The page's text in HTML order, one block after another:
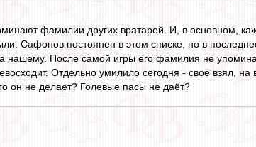
фамилии других вратарей. И, в основном,
Сафонов постоянен в этом списке, но в
нашему. После самой игры его фамилия не
Отдельно умилило сегодня - своё взял,
он не делает? Голевые пасы не даёт?